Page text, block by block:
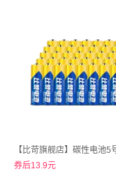
券后13.9元